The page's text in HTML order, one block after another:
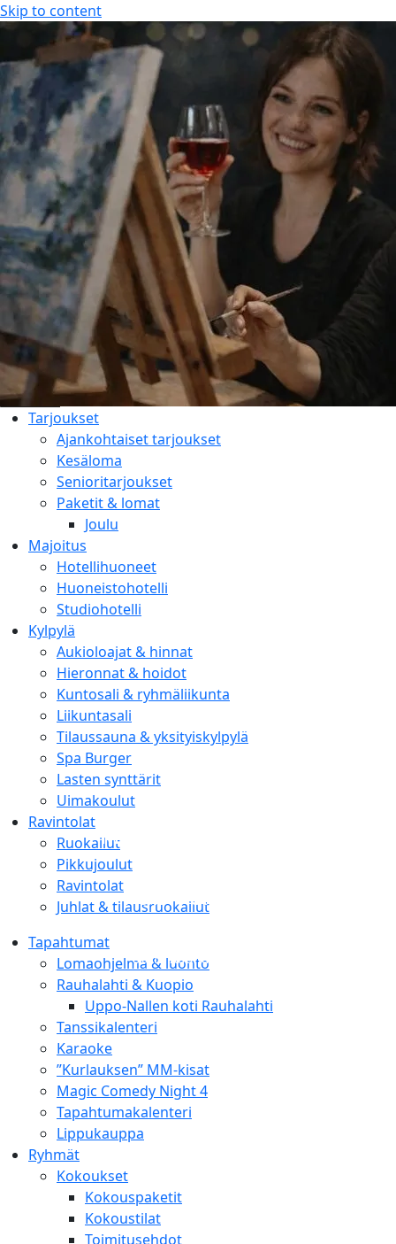
Skip to content
KOKOUS-, LOMA- JA VIIHDEKESKUS
EN
KOKOUS-, LOMA- JA VIIHDEKESKUS
Tarjoukset
Ajankohtaiset tarjoukset
Kesäloma
Senioritarjoukset
Paketit & lomat
Joulu
Majoitus
Hotellihuoneet
Huoneistohotelli
Studiohotelli
Kylpylä
Aukioloajat & hinnat
Hieronnat & hoidot
Kuntosali & ryhmäliikunta
Liikuntasali
Tilaussauna & yksityiskylpylä
Spa Burger
Lasten synttärit
Uimakoulut
Ravintolat
Ruokailut
Pikkujoulut
Ravintolat
Juhlat & tilausruokailut
Tapahtumat
Lomaohjelma & luonto
Rauhalahti & Kuopio
Uppo-Nallen koti Rauhalahti
Tanssikalenteri
Karaoke
”Kurlauksen” MM-kisat
Magic Comedy Night 4
Tapahtumakalenteri
Lippukauppa
Ryhmät
Kokoukset
Kokouspaketit
Kokoustilat
Toimitusehdot
Maalaa, rentoudu ja
nauti yhdessä
Paint & Wine
Rauhalahti
Uutta Rauhalahdessa